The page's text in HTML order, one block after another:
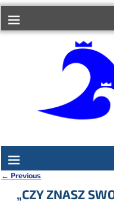
treści
← Previous
„CZY ZNASZ